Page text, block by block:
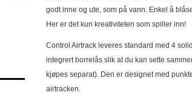
godt inne og ute, som på vann. Enkel å
Her er det kun kreativiteten som spiller inn!
Control Airtrack leveres standard med 4
integrert borrelås slik at du kan sette
kjøpes separat). Den er designet med
airtracken.